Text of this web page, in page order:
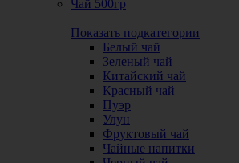
Чай 500гр
Показать подкатегории
Белый чай
Зеленый чай
Китайский чай
Красный чай
Пуэр
Улун
Фруктовый чай
Чайные напитки